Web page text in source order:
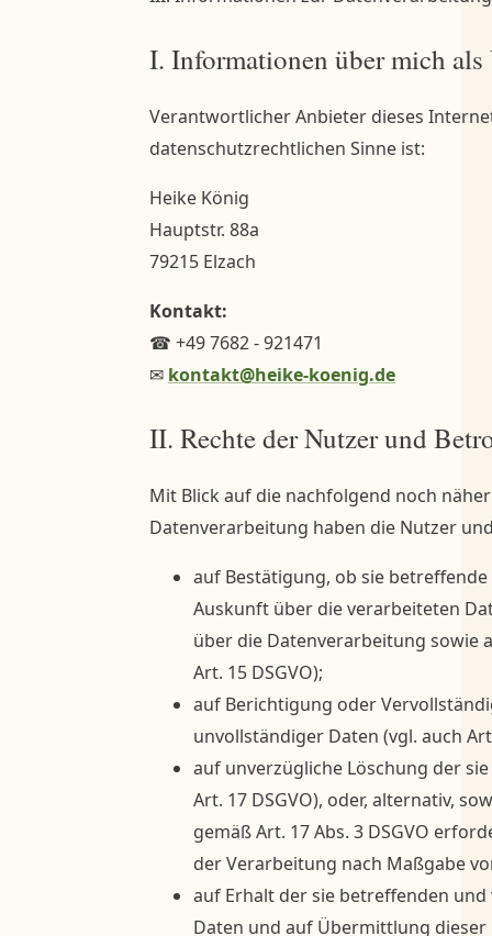
Ausführliche
I. Informationen über mich
Verantwortlicher Anbieter dieses
datenschutzrechtlichen Sinne ist:
Heike König
Hauptstr. 88a
79215 Elzach
Kontakt:
☎ +49 7682 - 921471
✉ kontakt@heike-koenig.de
II. Rechte der Nutzer und
Mit Blick auf die nachfolgend noch
Datenverarbeitung haben die Nutzer
auf Bestätigung, ob sie
Auskunft über die verarbeiteten
über die Datenverarbeitung sowie
Art. 15 DSGVO);
auf Berichtigung oder
unvollständiger Daten (vgl. auch
auf unverzügliche Löschung der
Art. 17 DSGVO), oder, alternativ,
gemäß Art. 17 Abs. 3 DSGVO
der Verarbeitung nach Maßgabe
auf Erhalt der sie betreffenden
Daten und auf Übermittlung dieser